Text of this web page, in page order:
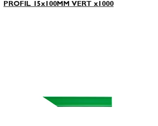
PROFIL 15x100MM VERT x1000